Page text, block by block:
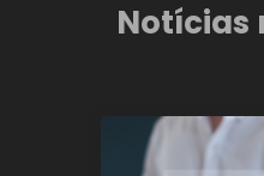
Notícias